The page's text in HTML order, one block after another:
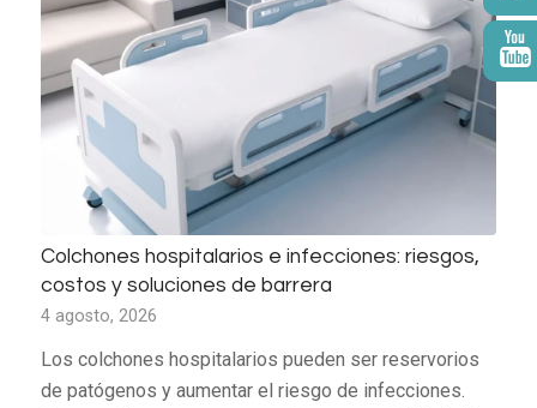
Colchones hospitalarios e infecciones: riesgos,
costos y soluciones de barrera
4 agosto, 2026
Los colchones hospitalarios pueden ser reservorios
de patógenos y aumentar el riesgo de infecciones.